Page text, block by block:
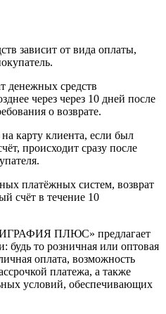
зависит от вида оплаты,
денежных средств
через через 10 дней после
о возврате.
карту клиента, если был
происходит сразу после
платёжных систем, возврат
счёт в течение 10
ПЛЮС» предлагает
будь то розничная или оптовая
оплата, возможность
платежа, а также
условий, обеспечивающих